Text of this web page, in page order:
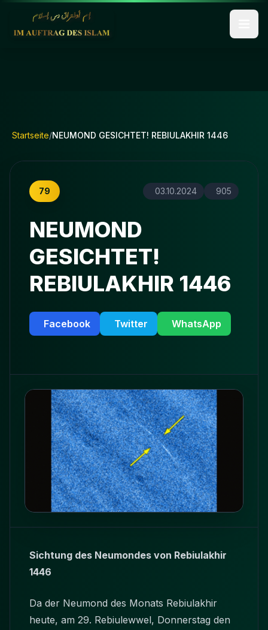
Startseite/NEUMOND GESICHTET! REBIULAKHIR 1446
79 03.10.2024 905
NEUMOND
GESICHTET!
REBIULAKHIR 1446
Facebook Twitter WhatsApp
Sichtung des Neumondes von Rebiulakhir
1446
Da der Neumond des Monats Rebiulakhir
heute, am 29. Rebiulewwel, Donnerstag den